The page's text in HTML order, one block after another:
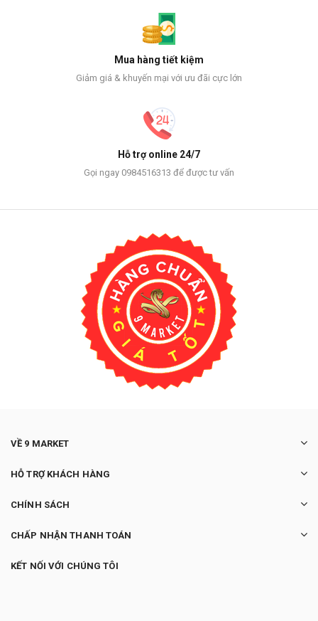
Mua hàng tiết kiệm
Giảm giá & khuyến mại với ưu đãi cực lớn
Hỗ trợ online 24/7
Gọi ngay 0984516313 để được tư vấn
VỀ 9 MARKET
HỖ TRỢ KHÁCH HÀNG
CHÍNH SÁCH
CHẤP NHẬN THANH TOÁN
KẾT NỐI VỚI CHÚNG TÔI